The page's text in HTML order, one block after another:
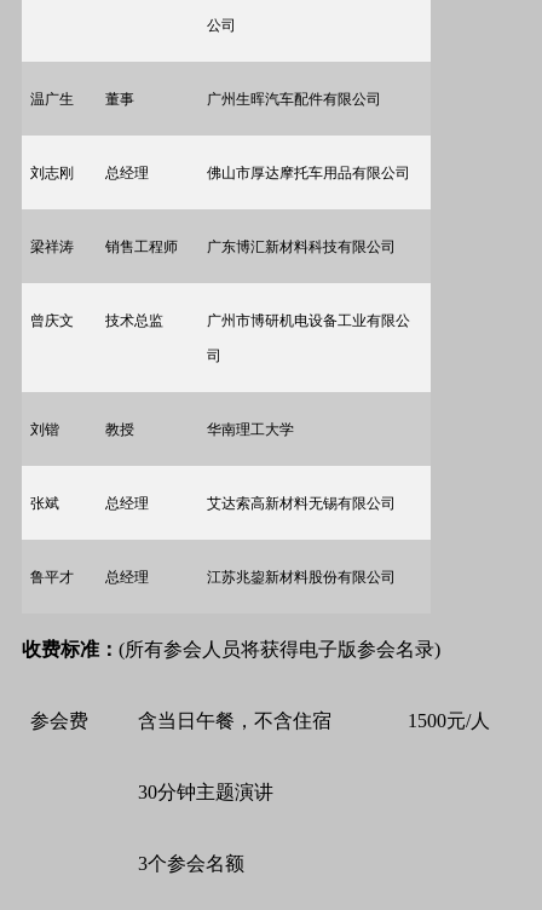
公司
温广生 董事 广州生晖汽车配件有限公司
刘志刚 总经理 佛山市厚达摩托车用品有限公司
梁祥涛 销售工程师 广东博汇新材料科技有限公司
曾庆文 技术总监 广州市博研机电设备工业有限公
司
刘锴 教授 华南理工大学
张斌 总经理 艾达索高新材料无锡有限公司
鲁平才 总经理 江苏兆鋆新材料股份有限公司
收费标准： (所有参会人员将获得电子版参会名录)
参会费 含当日午餐，不含住宿 1500元/人
30分钟主题演讲
3个参会名额